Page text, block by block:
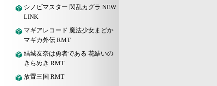
シノビマスター 閃乱カグラ NEW
LINK
マギアレコード 魔法少女まどか
マギカ外伝 RMT
結城友奈は勇者である 花結いの
きらめき RMT
放置三国 RMT